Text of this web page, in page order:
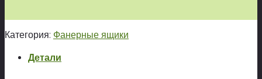
Категория: Фанерные ящики
Детали